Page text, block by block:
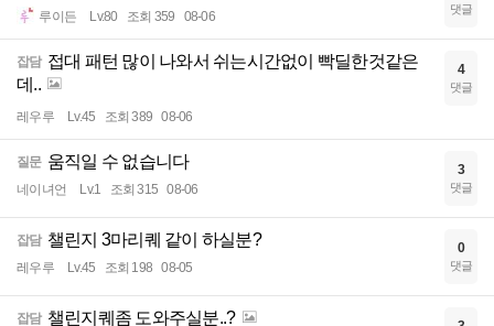
루이든 Lv.80 조회 359 08-06 댓글
잡담 접대 패턴 많이 나와서 쉬는시간없이 빡딜한것같은
데..
레우루 Lv.45 조회 389 08-06
4
댓글
질문 움직일 수 없습니다
네이녀언 Lv.1 조회 315 08-06
3
댓글
잡담 챌린지 3마리퀘 같이 하실분?
레우루 Lv.45 조회 198 08-05
0
댓글
잡담 챌린지퀘좀 도와주실분..?